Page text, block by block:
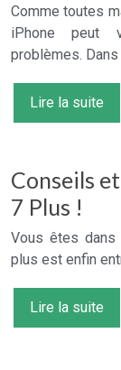
Comme toutes
iPhone peut
problèmes.
Lire la suite
Conseils
7 Plus !
Vous êtes
plus est enfin
Lire la suite